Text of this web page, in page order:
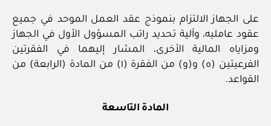
على الجهاز الالتزام بنموذج عقد العمل الموحد في جميع
عقود عامليه، وآلية تحديد راتب المسؤول الأول في الجهاز
ومزاياه المالية الأخرى، المشار إليهما في الفقرتين
الفرعيتين (ه) و(و) من الفقرة (١) من المادة (الرابعة) من
القواعد.
المادة التاسعة